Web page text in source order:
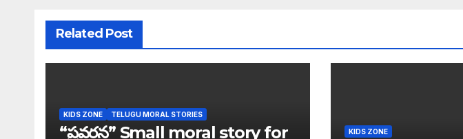
Related Post
KIDS ZONE TELUGU MORAL STORIES
“ప్రవర్తన” Small moral story for KIDS ZONE